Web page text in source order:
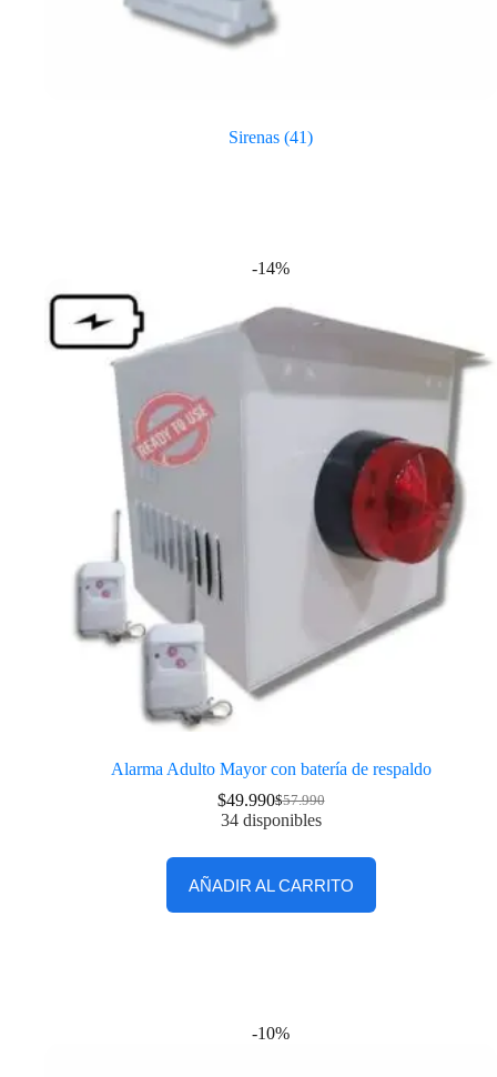
Sirenas (41)
-14%
Alarma Adulto Mayor con batería de respaldo
$57.990
$49.990
34 disponibles
AÑADIR AL CARRITO
-10%